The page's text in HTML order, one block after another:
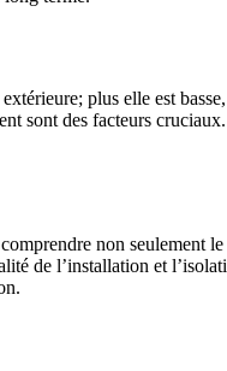
plus elle est
sont des facteurs
non seulement
de l’installation et